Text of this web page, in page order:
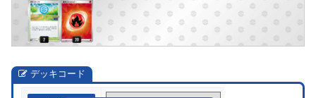
デッキコード